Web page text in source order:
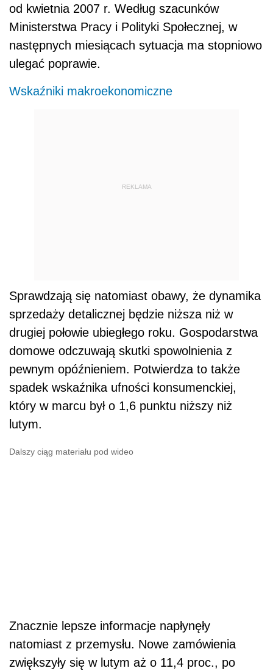
od kwietnia 2007 r. Według szacunków
Ministerstwa Pracy i Polityki Społecznej, w
następnych miesiącach sytuacja ma stopniowo
ulegać poprawie.
Wskaźniki makroekonomiczne
REKLAMA
Sprawdzają się natomiast obawy, że dynamika
sprzedaży detalicznej będzie niższa niż w
drugiej połowie ubiegłego roku. Gospodarstwa
domowe odczuwają skutki spowolnienia z
pewnym opóźnieniem. Potwierdza to także
spadek wskaźnika ufności konsumenckiej,
który w marcu był o 1,6 punktu niższy niż
lutym.
Dalszy ciąg materiału pod wideo
Znacznie lepsze informacje napłynęły
natomiast z przemysłu. Nowe zamówienia
zwiększyły się w lutym aż o 11,4 proc., po